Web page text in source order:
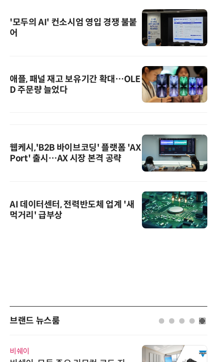
'모두의 AI' 컨소시엄 영입 경쟁 불붙
어
애플, 패널 재고 보유기간 확대…OLE
D 주문량 늘었다
웹케시,'B2B 바이브코딩' 플랫폼 'AX
Port' 출시…AX 시장 본격 공략
AI 데이터센터, 전력반도체 업계 '새
먹거리' 급부상
브랜드 뉴스룸
비쉐이